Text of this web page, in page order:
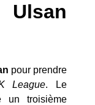
Ulsan
pour prendre
League. Le
un troisième